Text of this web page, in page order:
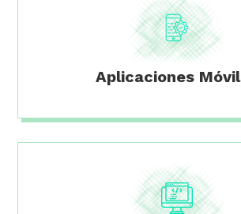
Aplicaciones